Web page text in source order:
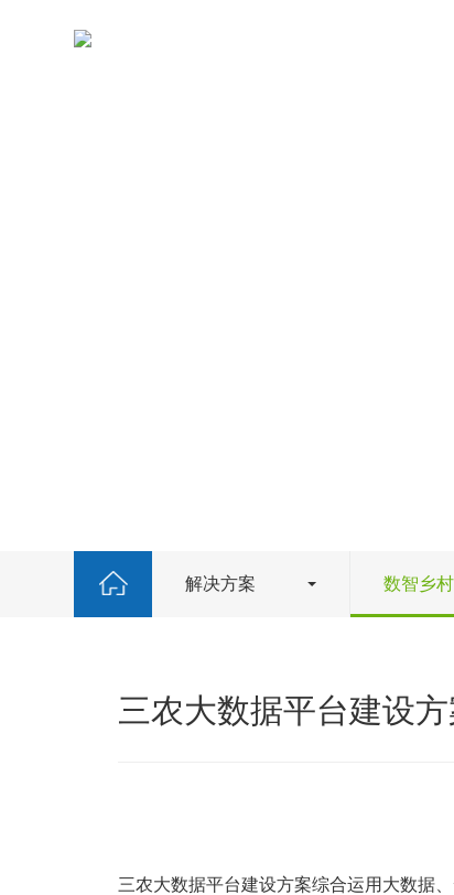
解决方案 数智乡村
三农大数据平台建设方
三农大数据平台建设方案综合运用大数据